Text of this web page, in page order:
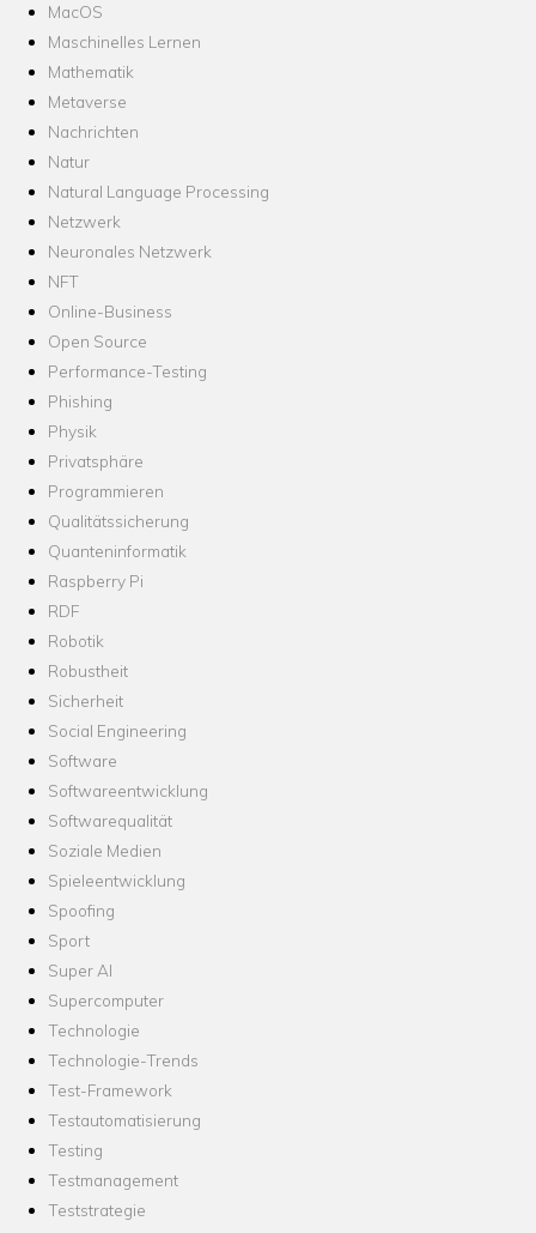
MacOS
Maschinelles Lernen
Mathematik
Metaverse
Nachrichten
Natur
Natural Language Processing
Netzwerk
Neuronales Netzwerk
NFT
Online-Business
Open Source
Performance-Testing
Phishing
Physik
Privatsphäre
Programmieren
Qualitätssicherung
Quanteninformatik
Raspberry Pi
RDF
Robotik
Robustheit
Sicherheit
Social Engineering
Software
Softwareentwicklung
Softwarequalität
Soziale Medien
Spieleentwicklung
Spoofing
Sport
Super AI
Supercomputer
Technologie
Technologie-Trends
Test-Framework
Testautomatisierung
Testing
Testmanagement
Teststrategie